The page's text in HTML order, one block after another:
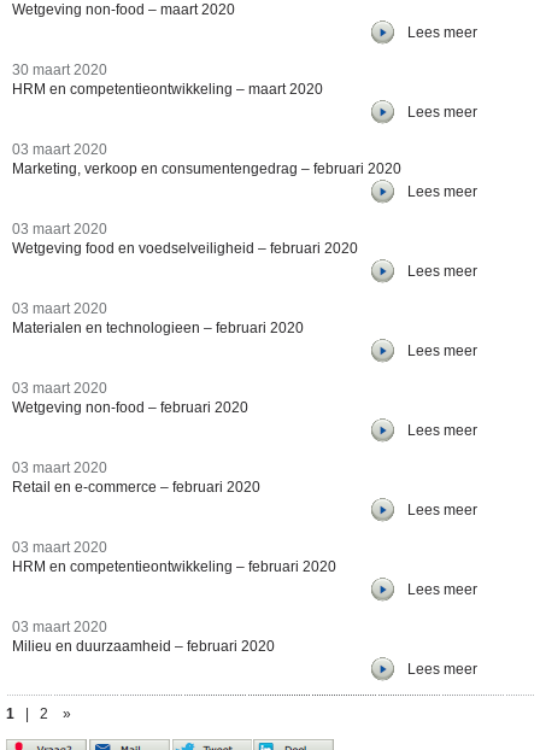
Wetgeving non-food – maart 2020
Lees meer
30 maart 2020
HRM en competentieontwikkeling – maart 2020
Lees meer
03 maart 2020
Marketing, verkoop en consumentengedrag – februari 2020
Lees meer
03 maart 2020
Wetgeving food en voedselveiligheid – februari 2020
Lees meer
03 maart 2020
Materialen en technologieen – februari 2020
Lees meer
03 maart 2020
Wetgeving non-food – februari 2020
Lees meer
03 maart 2020
Retail en e-commerce – februari 2020
Lees meer
03 maart 2020
HRM en competentieontwikkeling – februari 2020
Lees meer
03 maart 2020
Milieu en duurzaamheid – februari 2020
Lees meer
1 2 »